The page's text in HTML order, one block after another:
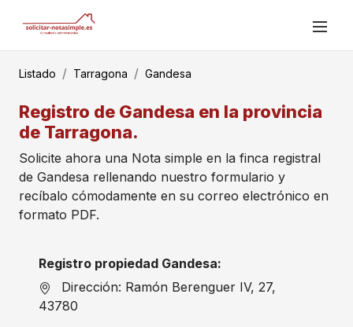
Listado Tarragona Gandesa
Registro de Gandesa en la provincia
de Tarragona.
Solicite ahora una Nota simple en la finca registral
de Gandesa rellenando nuestro formulario y
recíbalo cómodamente en su correo electrónico en
formato PDF.
Registro propiedad Gandesa:
Dirección: Ramón Berenguer IV, 27,
43780